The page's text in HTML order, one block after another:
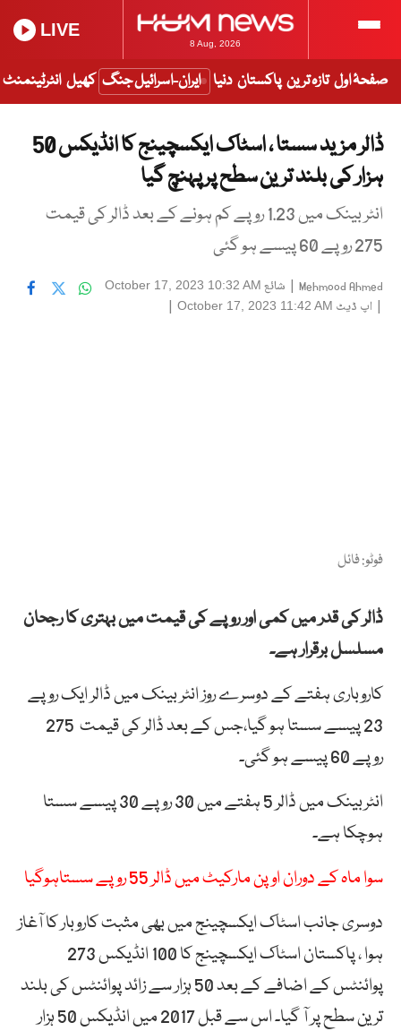
8 Aug, 2026
LIVE
صفحۂ اول تازہ ترین پاکستان دنیا ایران-اسرائیل جنگ کھیل انٹرٹینمنٹ
ڈالر مزید سستا ، اسٹاک ایکسچینج کا انڈیکس 50
ہزار کی بلند ترین سطح پر پہنچ گیا
انٹر بینک میں 1.23 روپے کم ہونے کے بعد ڈالر کی قیمت
275 روپے 60 پیسے ہو گئی
Mehmood Ahmed
| شائع October 17, 2023 10:32 AM
| اپ ڈیٹ October 17, 2023 11:42 AM
|
فوٹو: فائل
ڈالر کی قدر میں کمی اور روپے کی قیمت میں بہتری کا رجحان
مسلسل برقرار ہے۔
کاروباری ہفتے کے دوسرے روز انٹر بینک میں ڈالر ایک روپے
23 پیسے سستا ہو گیا،جس کے بعد ڈالر کی قیمت 275
روپے 60 پیسے ہو گئی۔
انٹربینک میں ڈالر 5 ہفتے میں 30 روپے 30 پیسے سستا
ہوچکا ہے۔
سوا ماہ کے دوران اوپن مارکیٹ میں ڈالر 55 روپے سستاہوگیا
دوسری جانب اسٹاک ایکسچینج میں بھی مثبت کاروبار کا آغاز
ہوا ، پاکستان اسٹاک ایکسچینج کا 100 انڈیکس 273
پوائنٹس کے اضافے کے بعد 50 ہزار سے زائد پوائنٹس کی بلند
ترین سطح پر آ گیا۔ اس سے قبل 2017 میں انڈیکس 50 ہزار